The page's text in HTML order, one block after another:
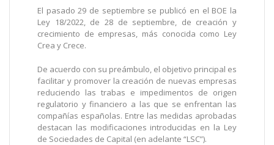
El pasado 29 de septiembre se publicó en el BOE la
Ley 18/2022, de 28 de septiembre, de creación y
crecimiento de empresas, más conocida como Ley
Crea y Crece.
De acuerdo con su preámbulo, el objetivo principal es
facilitar y promover la creación de nuevas empresas
reduciendo las trabas e impedimentos de origen
regulatorio y financiero a las que se enfrentan las
compañías españolas. Entre las medidas aprobadas
destacan las modificaciones introducidas en la Ley
de Sociedades de Capital (en adelante “LSC”).